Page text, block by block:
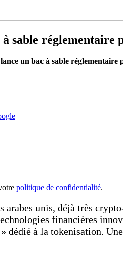
sable réglementaire
un bac à sable réglementaire
politique de confidentialité.
arabes unis, déjà très
financières
dédié à la tokenisation.